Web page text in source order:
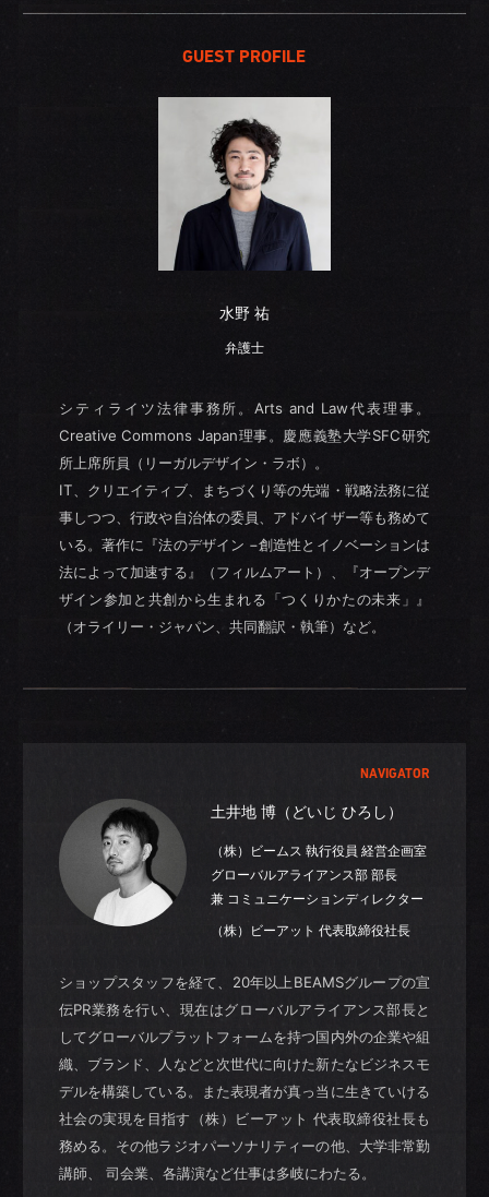
GUEST PROFILE
水野 祐
弁護士
シティライツ法律事務所。Arts and Law代表理事。
Creative Commons Japan理事。慶應義塾大学SFC研究
所上席所員（リーガルデザイン・ラボ）。
IT、クリエイティブ、まちづくり等の先端・戦略法務に従
事しつつ、行政や自治体の委員、アドバイザー等も務めて
いる。著作に『法のデザイン −創造性とイノベーションは
法によって加速する』（フィルムアート）、『オープンデ
ザイン参加と共創から生まれる「つくりかたの未来」』
（オライリー・ジャパン、共同翻訳・執筆）など。
NAVIGATOR
土井地 博（どいじ ひろし）
（株）ビームス 執行役員 経営企画室
グローバルアライアンス部 部長
兼 コミュニケーションディレクター
（株）ビーアット 代表取締役社長
ショップスタッフを経て、20年以上BEAMSグループの宣
伝PR業務を行い、現在はグローバルアライアンス部長と
してグローバルプラットフォームを持つ国内外の企業や組
織、ブランド、人などと次世代に向けた新たなビジネスモ
デルを構築している。また表現者が真っ当に生きていける
社会の実現を目指す（株）ビーアット 代表取締役社長も
務める。その他ラジオパーソナリティーの他、大学非常勤
講師、 司会業、各講演など仕事は多岐にわたる。